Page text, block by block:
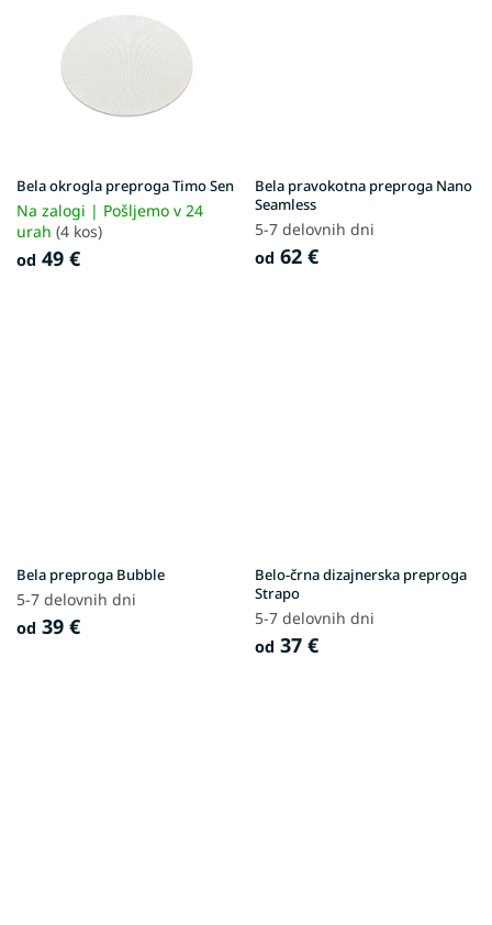
Bela okrogla preproga Timo Sen
Na zalogi | Pošljemo v 24
urah (4 kos)
od 49 €
Bela pravokotna preproga Nano
Seamless
5-7 delovnih dni
od 62 €
Bela preproga Bubble
5-7 delovnih dni
od 39 €
Belo-črna dizajnerska preproga
Strapo
5-7 delovnih dni
od 37 €